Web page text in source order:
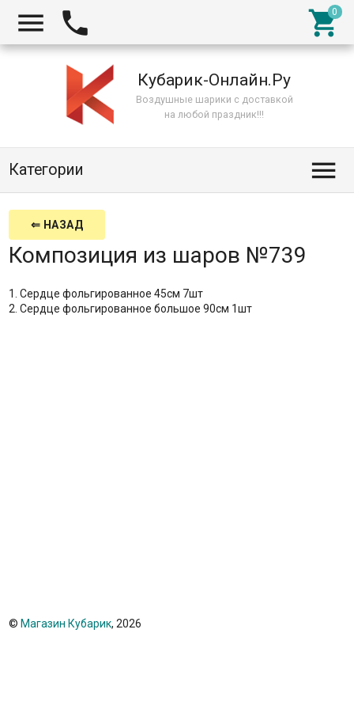
  
Кубарик-Онлайн.Ру
Воздушные шарики с доставкой
на любой праздник!!!
Категории 
⇐ НАЗАД
Композиция из шаров №739
1. Сердце фольгированное 45см 7шт
2. Сердце фольгированное большое 90см 1шт
© Магазин Кубарик, 2026